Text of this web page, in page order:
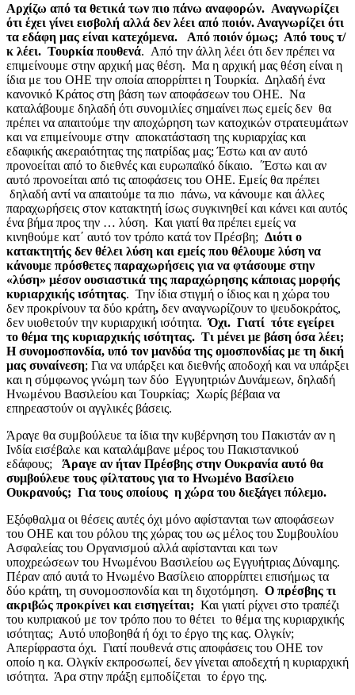
Αρχίζω από τα θετικά των πιο πάνω αναφορών. Αναγνωρίζει
ότι έχει γίνει εισβολή αλλά δεν λέει από ποιόν. Αναγνωρίζει ότι
τα εδάφη μας είναι κατεχόμενα. Από ποιόν όμως; Από τους τ/
κ λέει. Τουρκία πουθενά. Από την άλλη λέει ότι δεν πρέπει να
επιμείνουμε στην αρχική μας θέση. Μα η αρχική μας θέση είναι η
ίδια με του ΟΗΕ την οποία απορρίπτει η Τουρκία. Δηλαδή ένα
κανονικό Κράτος στη βάση των αποφάσεων του ΟΗΕ. Να
καταλάβουμε δηλαδή ότι συνομιλίες σημαίνει πως εμείς δεν θα
πρέπει να απαιτούμε την αποχώρηση των κατοχικών στρατευμάτων
και να επιμείνουμε στην αποκατάσταση της κυριαρχίας και
εδαφικής ακεραιότητας της πατρίδας μας; Έστω και αν αυτό
προνοείται από το διεθνές και ευρωπαϊκό δίκαιο. ΄Έστω και αν
αυτό προνοείται από τις αποφάσεις του ΟΗΕ. Εμείς θα πρέπει
δηλαδή αντί να απαιτούμε τα πιο πάνω, να κάνουμε και άλλες
παραχωρήσεις στον κατακτητή ίσως συγκινηθεί και κάνει και αυτός
ένα βήμα προς την … λύση. Και γιατί θα πρέπει εμείς να
κινηθούμε κατ΄ αυτό τον τρόπο κατά τον Πρέσβη; Διότι ο
κατακτητής δεν θέλει λύση και εμείς που θέλουμε λύση να
κάνουμε πρόσθετες παραχωρήσεις για να φτάσουμε στην
«λύση» μέσον ουσιαστικά της παραχώρησης κάποιας μορφής
κυριαρχικής ισότητας. Την ίδια στιγμή ο ίδιος και η χώρα του
δεν προκρίνουν τα δύο κράτη, δεν αναγνωρίζουν το ψευδοκράτος,
δεν υιοθετούν την κυριαρχική ισότητα. Όχι. Γιατί τότε εγείρει
το θέμα της κυριαρχικής ισότητας. Τι μένει με βάση όσα λέει;
Η συνομοσπονδία, υπό τον μανδύα της ομοσπονδίας με τη δική
μας συναίνεση; Για να υπάρξει και διεθνής αποδοχή και να υπάρξει
και η σύμφωνος γνώμη των δύο Εγγυητριών Δυνάμεων, δηλαδή
Ηνωμένου Βασιλείου και Τουρκίας; Χωρίς βέβαια να
επηρεαστούν οι αγγλικές βάσεις.
Άραγε θα συμβούλευε τα ίδια την κυβέρνηση του Πακιστάν αν η
Ινδία εισέβαλε και καταλάμβανε μέρος του Πακιστανικού
εδάφους; Άραγε αν ήταν Πρέσβης στην Ουκρανία αυτό θα
συμβούλευε τους φίλτατους για το Ηνωμένο Βασίλειο
Ουκρανούς; Για τους οποίους η χώρα του διεξάγει πόλεμο.
Εξόφθαλμα οι θέσεις αυτές όχι μόνο αφίστανται των αποφάσεων
του ΟΗΕ και του ρόλου της χώρας του ως μέλος του Συμβουλίου
Ασφαλείας του Οργανισμού αλλά αφίστανται και των
υποχρεώσεων του Ηνωμένου Βασιλείου ως Εγγυήτριας Δύναμης.
Πέραν από αυτά το Ηνωμένο Βασίλειο απορρίπτει επισήμως τα
δύο κράτη, τη συνομοσπονδία και τη διχοτόμηση. Ο πρέσβης τι
ακριβώς προκρίνει και εισηγείται; Και γιατί ρίχνει στο τραπέζι
του κυπριακού με τον τρόπο που το θέτει το θέμα της κυριαρχικής
ισότητας; Αυτό υποβοηθά ή όχι το έργο της κας. Ολγκίν;
Απερίφραστα όχι. Γιατί πουθενά στις αποφάσεις του ΟΗΕ τον
οποίο η κα. Ολγκίν εκπροσωπεί, δεν γίνεται αποδεχτή η κυριαρχική
ισότητα. Άρα στην πράξη εμποδίζεται το έργο της.